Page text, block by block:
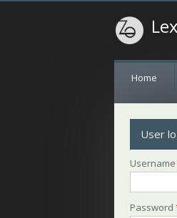
Home
User
Password